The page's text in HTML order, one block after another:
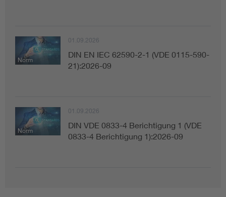
Norm
01.09.2026
DIN EN IEC 62590-2-1 (VDE 0115-590-
21):2026-09
Norm
01.09.2026
DIN VDE 0833-4 Berichtigung 1 (VDE
0833-4 Berichtigung 1):2026-09